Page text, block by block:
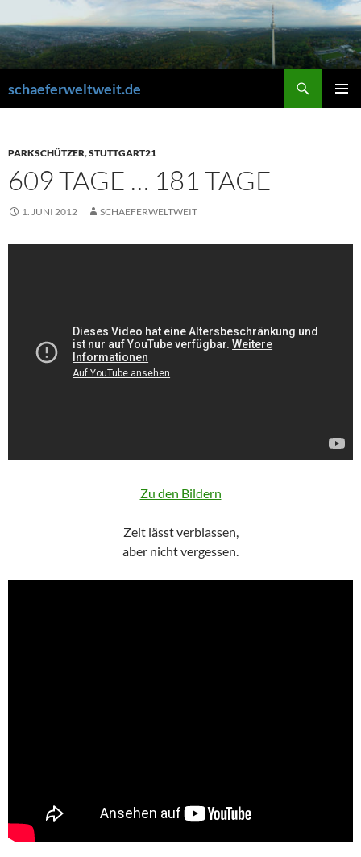
Inhalt
springen
schaeferweltweit.de
PARKSCHÜTZER,STUTTGART21
609 TAGE … 181 TAGE
1. JUNI 2012 SCHAEFERWELTWEIT
Zu den Bildern
Zeit lässt verblassen,
aber nicht vergessen.